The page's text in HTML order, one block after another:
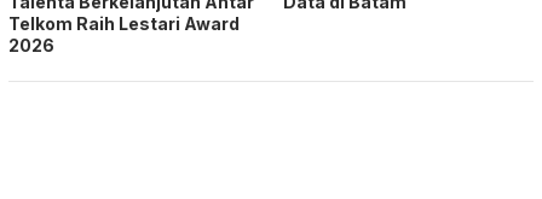
Telkom Raih Lestari Award
2026